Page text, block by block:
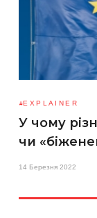
EXPLAINER
У чому
чи
14 Березня 2022